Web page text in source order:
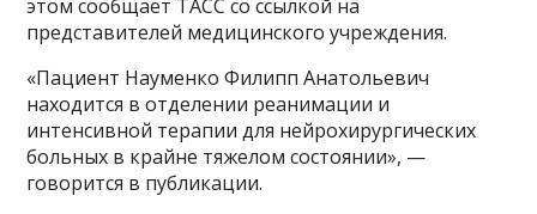
этом сообщает ТАСС со ссылкой на
представителей медицинского учреждения.
«Пациент Науменко Филипп Анатольевич
находится в отделении реанимации и
интенсивной терапии для нейрохирургических
больных в крайне тяжелом состоянии», —
говорится в публикации.